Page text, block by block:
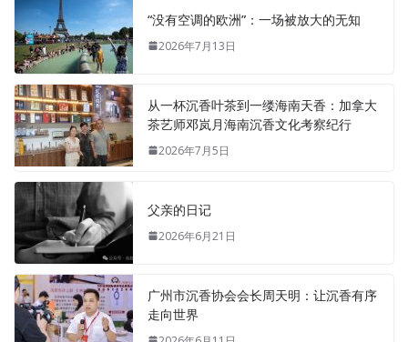
“没有空调的欧洲”：一场被放大的无知
2026年7月13日
从一杯沉香叶茶到一缕海南天香：加拿大
茶艺师邓岚月海南沉香文化考察纪行
2026年7月5日
父亲的日记
2026年6月21日
广州市沉香协会会长周天明：让沉香有序
走向世界